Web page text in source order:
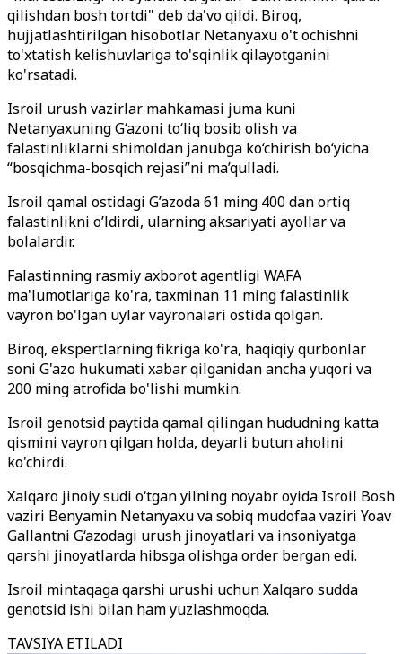
qilishdan bosh tortdi" deb da'vo qildi. Biroq,
hujjatlashtirilgan hisobotlar Netanyaxu o't ochishni
to'xtatish kelishuvlariga to'sqinlik qilayotganini
ko'rsatadi.
Isroil urush vazirlar mahkamasi juma kuni
Netanyaxuning G‘azoni to‘liq bosib olish va
falastinliklarni shimoldan janubga ko‘chirish bo‘yicha
“bosqichma-bosqich rejasi”ni ma’qulladi.
Isroil qamal ostidagi G’azoda 61 ming 400 dan ortiq
falastinlikni o’ldirdi, ularning aksariyati ayollar va
bolalardir.
Falastinning rasmiy axborot agentligi WAFA
ma'lumotlariga ko'ra, taxminan 11 ming falastinlik
vayron bo'lgan uylar vayronalari ostida qolgan.
Biroq, ekspertlarning fikriga ko'ra, haqiqiy qurbonlar
soni G'azo hukumati xabar qilganidan ancha yuqori va
200 ming atrofida bo'lishi mumkin.
Isroil genotsid paytida qamal qilingan hududning katta
qismini vayron qilgan holda, deyarli butun aholini
ko'chirdi.
Xalqaro jinoiy sudi o‘tgan yilning noyabr oyida Isroil Bosh
vaziri Benyamin Netanyaxu va sobiq mudofaa vaziri Yoav
Gallantni G‘azodagi urush jinoyatlari va insoniyatga
qarshi jinoyatlarda hibsga olishga order bergan edi.
Isroil mintaqaga qarshi urushi uchun Xalqaro sudda
genotsid ishi bilan ham yuzlashmoqda.
TAVSIYA ETILADI